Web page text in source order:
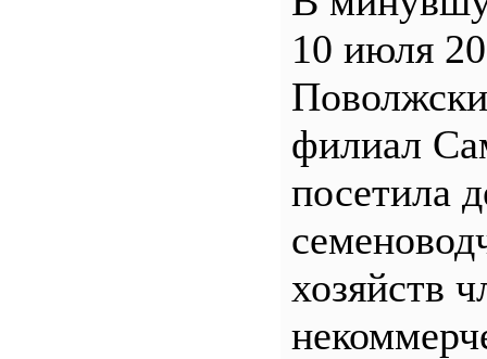
10 июля
филиал
посетила
хозяйств